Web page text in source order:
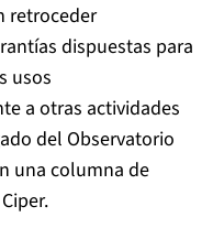
retroceder
dispuestas para
usos
a otras actividades
del Observatorio
una columna de